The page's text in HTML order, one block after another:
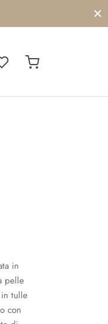
in
pelle
tulle
con